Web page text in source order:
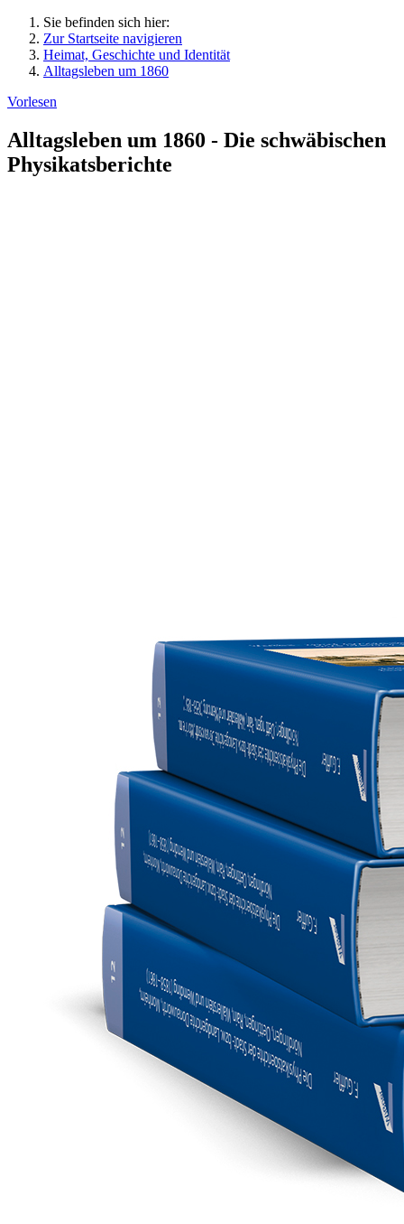
Sie befinden sich hier:
Zur Startseite navigieren
Heimat, Geschichte und Identität
Alltagsleben um 1860
Vorlesen
Alltagsleben um 1860 - Die schwäbischen
Physikatsberichte